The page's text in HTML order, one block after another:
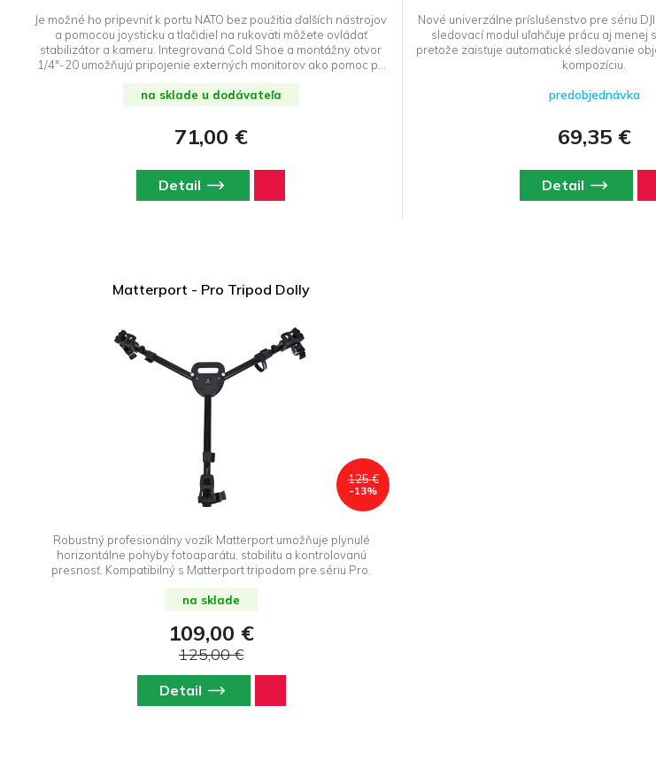
Je možné ho pripevniť k portu NATO bez použitia ďalších nástrojov
a pomocou joysticku a tlačidiel na rukoväti môžete ovládať
stabilizátor a kameru. Integrovaná Cold Shoe a montážny otvor
1/4"-20 umožňujú pripojenie externých monitorov ako pomoc pri
kamery viac intuitívne.
na sklade u dodávateľa
71,00 €
Detail
Nové univerzálne príslušenstvo pre sériu
sledovací modul uľahčuje prácu aj menej
pretože zaisťuje automatické sledovanie
kompozíciu.
predobjednávka
69,35 €
Detail
Matterport - Pro Tripod Dolly
125 €
-13%
Robustný profesionálny vozík Matterport umožňuje plynulé
horizontálne pohyby fotoaparátu, stabilitu a kontrolovanú
presnosť. Kompatibilný s Matterport tripodom pre sériu Pro.
na sklade
109,00 €
125,00 €
Detail